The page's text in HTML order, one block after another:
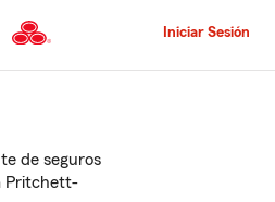
al
principal
Iniciar Sesión